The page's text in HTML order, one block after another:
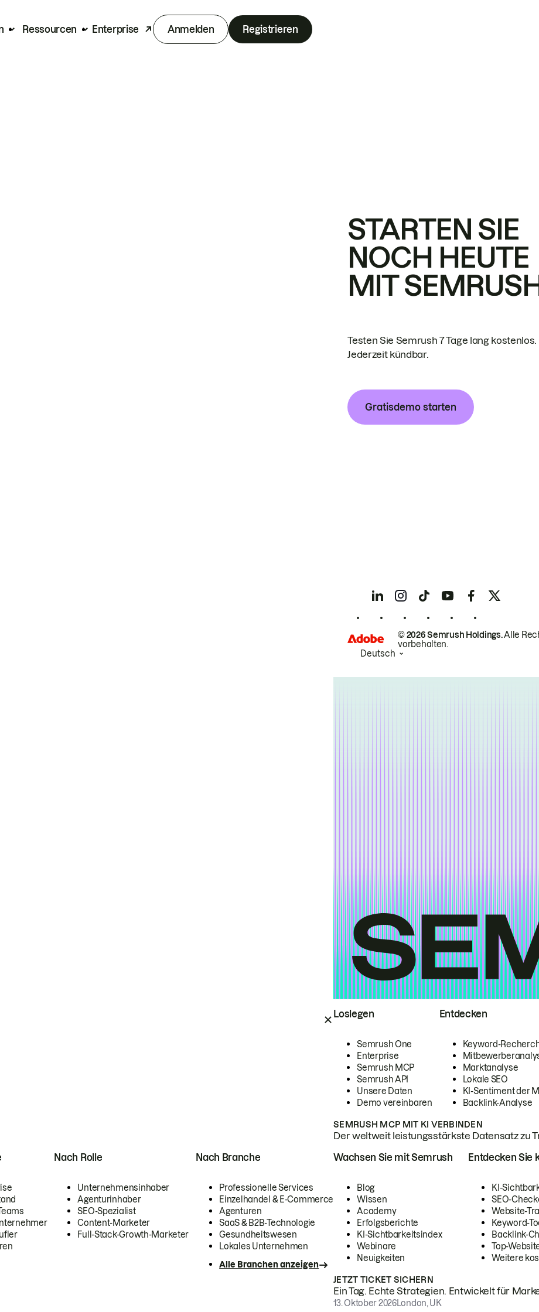
Ressourcen Enterprise Anmelden Registrieren
Loslegen
Semrush One
Enterprise
Semrush MCP
Semrush API
Unsere Daten
Demo vereinbaren
Entdecken
Keyword-
Marktanalyse
Lokale SEO
KI-Sentiment der
Backlink-Analyse
SEMRUSH MCP MIT KI VERBINDEN
Der weltweit leistungsstärkste Datensatz zu
Nach Rolle
Unternehmensinhaber
Agenturinhaber
SEO-Spezialist
Content-Marketer
Full-Stack-Growth-Marketer
Nach Branche
Professionelle Services
Einzelhandel & E-Commerce
Agenturen
SaaS & B2B-Technologie
Gesundheitswesen
Lokales Unternehmen
Alle Branchen anzeigen
Wachsen Sie mit Semrush
Blog
Wissen
Academy
Erfolgsberichte
KI-Sichtbarkeitsindex
Webinare
Neuigkeiten
Entdecken Sie
KI-
SEO-
Website-
Keyword-
Backlink-
Top-
Weitere
JETZT TICKET SICHERN
Ein Tag. Echte Strategien. Entwickelt für
13. Oktober 2026London, UK
STARTEN SIE
NOCH HEUTE
MIT
Testen Sie Semrush 7 Tage lang kostenlos.
Jederzeit kündbar.
Gratisdemo starten
© 2026 Semrush Holdings.Alle
vorbehalten.
Deutsch